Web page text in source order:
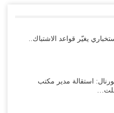
الزبيدي.. القبائل تستنفر و”درع
التحالف… والإصلاح يصعّد
يغيّر قواعد الاشتباك..
استقالة مدير مكتب